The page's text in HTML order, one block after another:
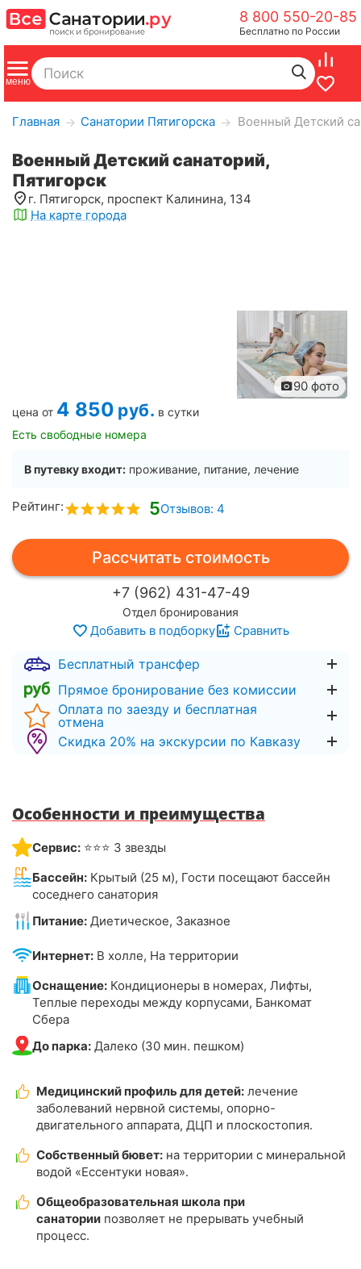
8 800 550-20-85
Бесплатно по России
Главная → Санатории Пятигорска → Военный Детский
Военный Детский санаторий,
Пятигорск
г. Пятигорск, проспект Калинина, 134
На карте города
90 фото
цена от 4 850 руб. в сутки
Есть свободные номера
В путевку входит: проживание, питание, лечение
Рейтинг: 5Отзывов: 4
Рассчитать стоимость
+7 (962) 431-47-49
Отдел бронирования
Добавить в подборку Сравнить
Бесплатный трансфер
Прямое бронирование без комиссии
Оплата по заезду и бесплатная
отмена
Скидка 20% на экскурсии по Кавказу
Особенности и преимущества
Сервис: ⭐⭐⭐ 3 звезды
Бассейн: Крытый (25 м), Гости посещают бассейн
соседнего санатория
Питание: Диетическое, Заказное
Интернет: В холле, На территории
Оснащение: Кондиционеры в номерах, Лифты,
Теплые переходы между корпусами, Банкомат
Сбера
До парка: Далеко (30 мин. пешком)
Медицинский профиль для детей: лечение
заболеваний нервной системы, опорно-
двигательного аппарата, ДЦП и плоскостопия.
Собственный бювет: на территории с минеральной
водой «Ессентуки новая».
Общеобразовательная школа при
санатории позволяет не прерывать учебный
процесс.